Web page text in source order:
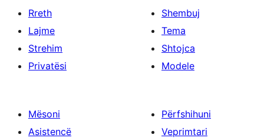
Rreth
Lajme
Strehim
Privatësi
Shembuj
Tema
Shtojca
Modele
Mësoni
Asistencë
Përfshihuni
Veprimtari